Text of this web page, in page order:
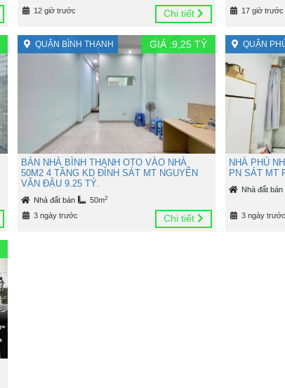
12 giờ trước Chi tiết 17 giờ trước
QUẬN BÌNH THẠNH GIÁ :9,25TỶ
BÁN NHÀ BÌNH THẠNH OTO VÀO NHÀ
50M2 4 TẦNG KD ĐỈNH SÁT MT NGUYỄN
VĂN ĐẬU 9.25 TỶ.
Nhà đất bán 50m2
3 ngày trước Chi tiết
QUẬN
NHÀ PHÚ
PN SÁT MT
Nhà đất bán
3 ngày trước